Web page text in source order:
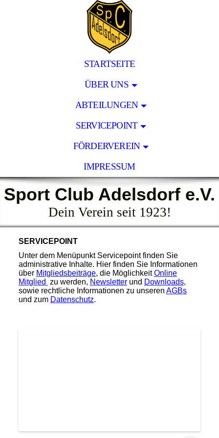
STARTSEITE
ÜBER UNS
ABTEILUNGEN
SERVICEPOINT
FÖRDERVEREIN
IMPRESSUM
Sport Club Adelsdorf e.V.
Dein Verein seit 1923!
SERVICEPOINT
Unter dem Menüpunkt Servicepoint finden Sie
administrative Inhalte. Hier finden Sie Informationen
über Mitgliedsbeiträge, die MöglichkeitOnline
Mitglied zu werden, Newsletterund Downloads,
sowie rechtliche Informationen zu unseren AGBs
und zum Datenschutz.